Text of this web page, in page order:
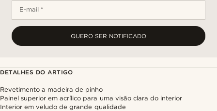
E-mail *
QUERO SER NOTIFICADO
DETALHES DO ARTIGO
Revetimento a madeira de pinho
Painel superior em acrílico para uma visão clara do interior
Interior em veludo de grande qualidade